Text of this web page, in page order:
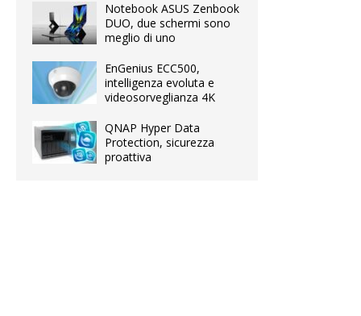
Notebook ASUS Zenbook
DUO, due schermi sono
meglio di uno
EnGenius ECC500,
intelligenza evoluta e
videosorveglianza 4K
QNAP Hyper Data
Protection, sicurezza
proattiva